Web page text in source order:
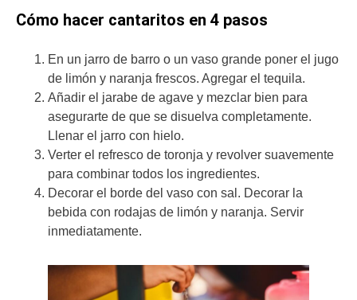
Cómo hacer cantaritos en 4 pasos
En un jarro de barro o un vaso grande poner el jugo
de limón y naranja frescos. Agregar el tequila.
Añadir el jarabe de agave y mezclar bien para
asegurarte de que se disuelva completamente.
Llenar el jarro con hielo.
Verter el refresco de toronja y revolver suavemente
para combinar todos los ingredientes.
Decorar el borde del vaso con sal. Decorar la
bebida con rodajas de limón y naranja. Servir
inmediatamente.